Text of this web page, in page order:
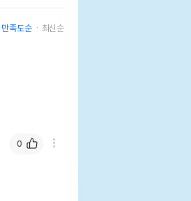
만족도순 최신순
0